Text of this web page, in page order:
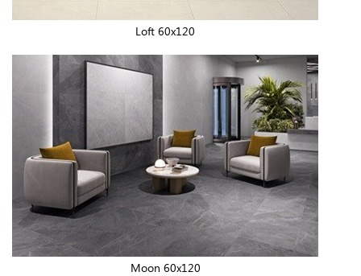
Loft 60x120
Moon 60x120